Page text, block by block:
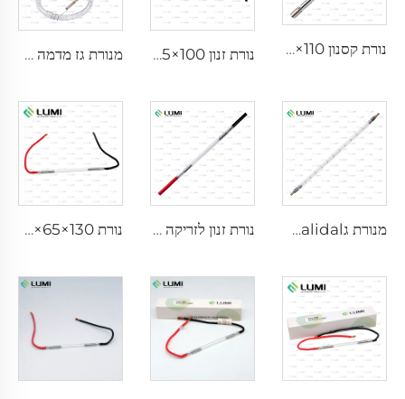
נורת קסנון IPL P1640 – 7×47×110 מ"מ נורת זנון IPL P1541 – 9×45×100 מ"מ מנורת גז מדמה שמש D1200 – 10×110 מ"מ
מנורת גermalidal פולס חזקה L5590 – 9×250×300 מ"מ נורת זנון לזריקה L2021-7×65×130 מ"מ נורת IPL P2021-7×65×130 מ"מ